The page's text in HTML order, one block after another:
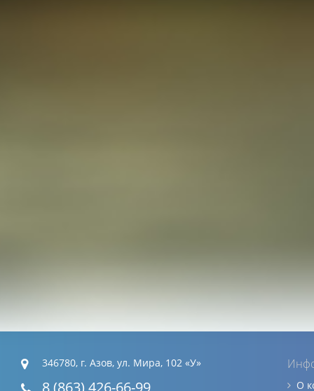
346780, г. Азов, ул. Мира, 102 «У»
8 (863) 426-66-99 О